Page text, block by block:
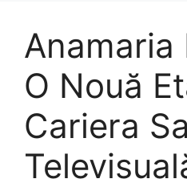
Anamaria
O Nouă
Cariera Sa